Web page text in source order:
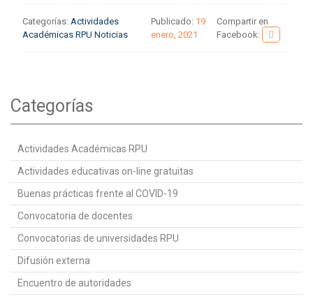
Categorías: Actividades
Académicas RPU Noticias
Publicado: 19
enero, 2021
Compartir en
Facebook:
Categorías
Actividades Académicas RPU
Actividades educativas on-line gratuitas
Buenas prácticas frente al COVID-19
Convocatoria de docentes
Convocatorias de universidades RPU
Difusión externa
Encuentro de autoridades